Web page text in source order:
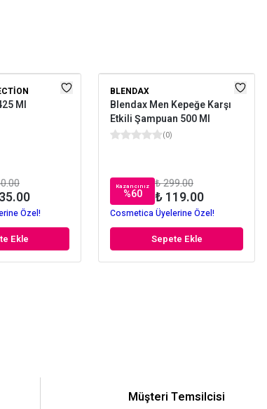
Ml
Özel!
Ekle
BLENDAX
Blendax Men Kepeğe Karşı
Etkili Şampuan 500 Ml
(0)
Kazancınız
%60
₺ 299.00
₺ 119.00
Cosmetica Üyelerine Özel!
Sepete Ekle
Müşteri Temsilcisi